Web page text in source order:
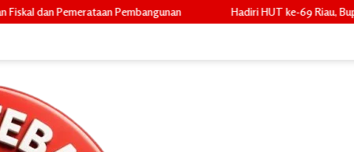
Hadiri HUT ke-69 Riau, Bupati Asmar Tekankan